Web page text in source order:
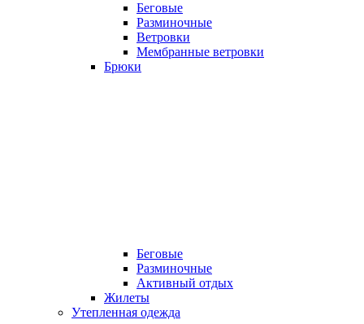
Беговые
Разминочные
Ветровки
Мембранные ветровки
Брюки
Беговые
Разминочные
Активный отдых
Жилеты
Утепленная одежда